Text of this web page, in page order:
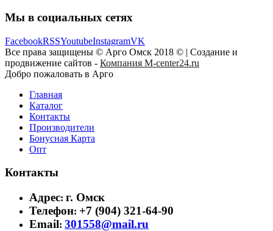
Мы в социальных сетях
FacebookRSSYoutubeInstagramVK
Все права защищены © Арго Омск 2018 © | Создание и
продвижение сайтов - Компания M-center24.ru
Добро пожаловать в Арго
Главная
Каталог
Контакты
Производители
Бонусная Карта
Опт
Контакты
Адрес: г. Омск
Телефон: +7 (904) 321-64-90
Email: 301558@mail.ru